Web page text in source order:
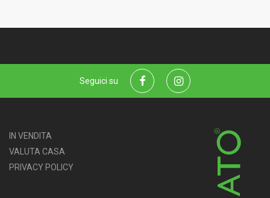
Seguici su FacebookInstagram
IN VENDITA
VALUTA CASA
PRIVACY POLICY